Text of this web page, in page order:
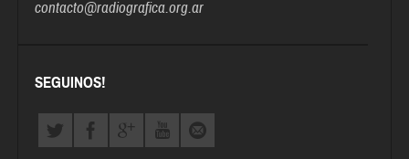
contacto@radiografica.org.ar
SEGUINOS!